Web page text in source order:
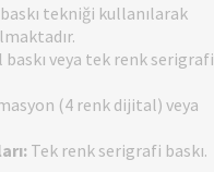
tekniği kullanılarak
veya tek renk serigrafi
(4 renk dijital) veya
Tek renk serigrafi baskı.